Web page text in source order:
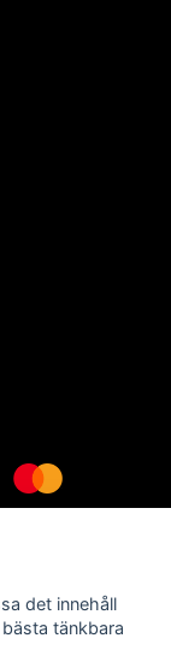
det innehåll
tänkbara